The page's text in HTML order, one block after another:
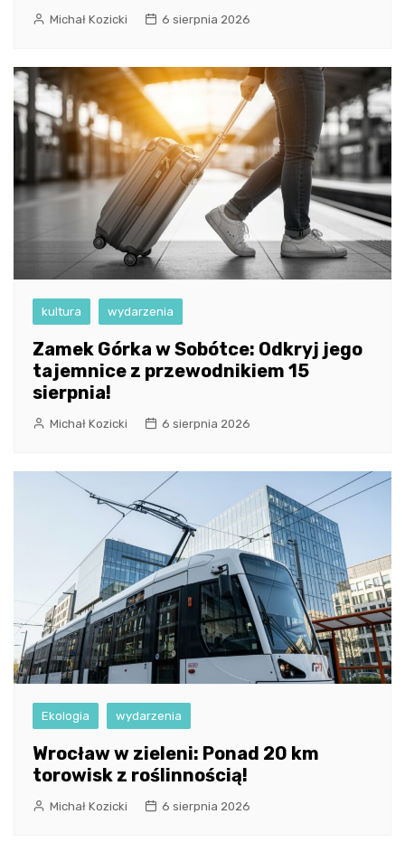
Michał Kozicki 6 sierpnia 2026
kultura wydarzenia
Zamek Górka w Sobótce: Odkryj jego
tajemnice z przewodnikiem 15
sierpnia!
Michał Kozicki 6 sierpnia 2026
Ekologia wydarzenia
Wrocław w zieleni: Ponad 20 km
torowisk z roślinnością!
Michał Kozicki 6 sierpnia 2026